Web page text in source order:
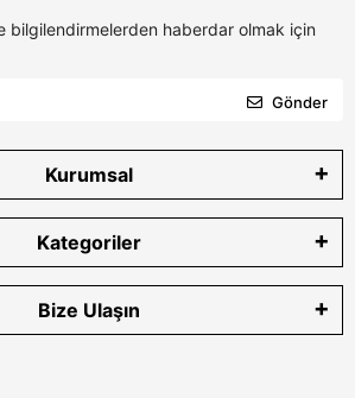
bilgilendirmelerden haberdar olmak için
Gönder
Kurumsal
Kategoriler
Bize Ulaşın